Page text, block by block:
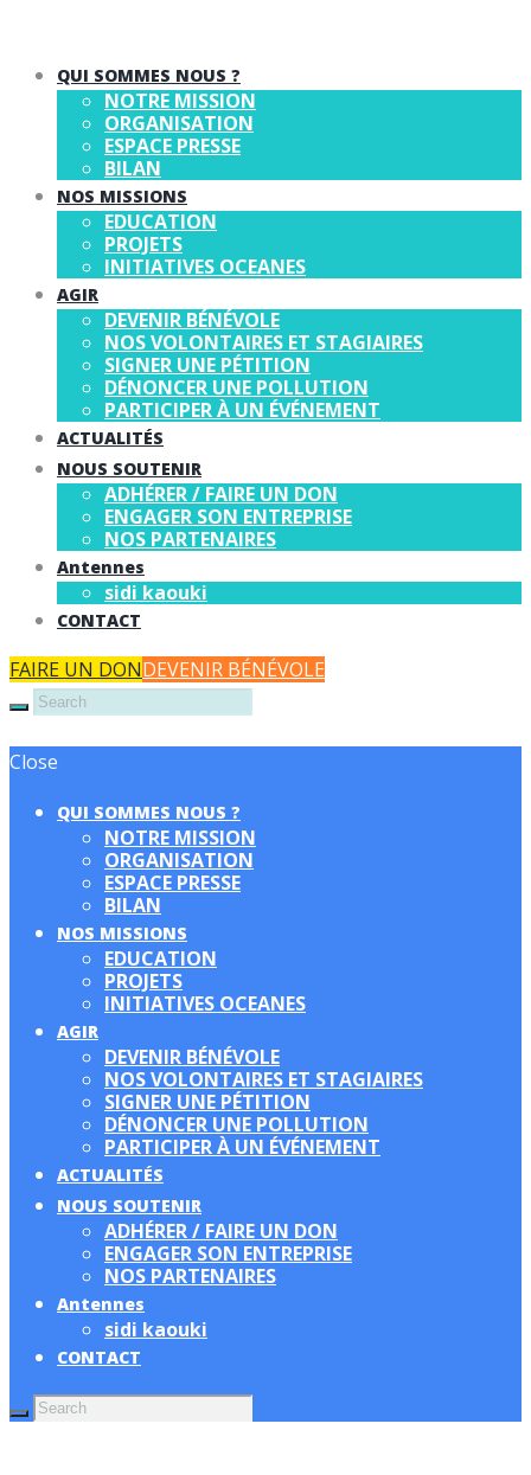
QUI SOMMES NOUS ?
NOTRE MISSION
ORGANISATION
ESPACE PRESSE
BILAN
NOS MISSIONS
EDUCATION
PROJETS
INITIATIVES OCEANES
AGIR
DEVENIR BÉNÉVOLE
NOS VOLONTAIRES ET STAGIAIRES
SIGNER UNE PÉTITION
DÉNONCER UNE POLLUTION
PARTICIPER À UN ÉVÉNEMENT
ACTUALITÉS
NOUS SOUTENIR
ADHÉRER / FAIRE UN DON
ENGAGER SON ENTREPRISE
NOS PARTENAIRES
Antennes
sidi kaouki
CONTACT
FAIRE UN DONDEVENIR BÉNÉVOLE
Close
QUI SOMMES NOUS ?
NOTRE MISSION
ORGANISATION
ESPACE PRESSE
BILAN
NOS MISSIONS
EDUCATION
PROJETS
INITIATIVES OCEANES
AGIR
DEVENIR BÉNÉVOLE
NOS VOLONTAIRES ET STAGIAIRES
SIGNER UNE PÉTITION
DÉNONCER UNE POLLUTION
PARTICIPER À UN ÉVÉNEMENT
ACTUALITÉS
NOUS SOUTENIR
ADHÉRER / FAIRE UN DON
ENGAGER SON ENTREPRISE
NOS PARTENAIRES
Antennes
sidi kaouki
CONTACT